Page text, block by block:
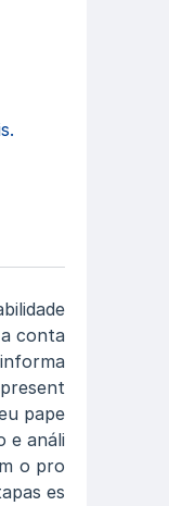
conta
pape
e análi
o pro
es